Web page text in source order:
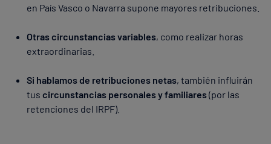
en País Vasco o Navarra supone mayores retribuciones.
Otras circunstancias variables, como realizar horas
extraordinarias.
Si hablamos de retribuciones netas, también influirán
tus circunstancias personales y familiares(por las
retenciones del IRPF).